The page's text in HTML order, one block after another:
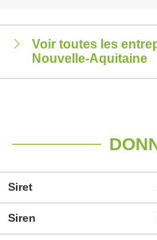
Voir toutes les
Nouvelle-Aquitaine
Siret
Siren